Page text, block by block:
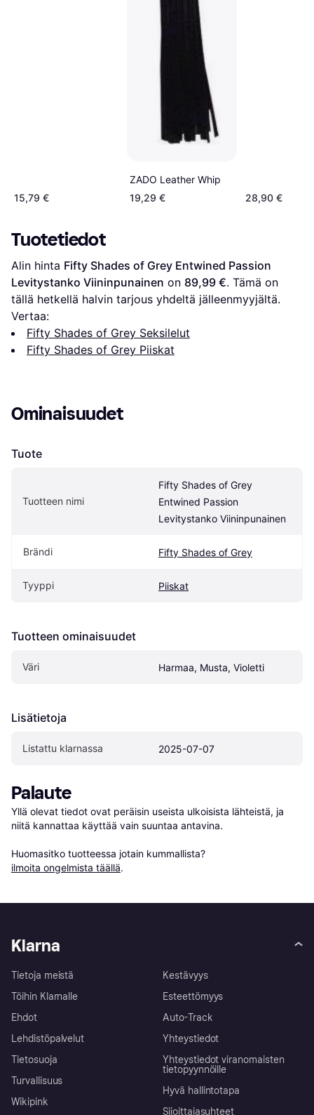
15,79 €
ZADO Leather Whip
19,29 €
28,90 €
Tuotetiedot
Alin hinta Fifty Shades of Grey Entwined Passion
Levitystanko Viininpunainen on 89,99 €. Tämä on
tällä hetkellä halvin tarjous yhdeltä jälleenmyyjältä.
Vertaa:
Fifty Shades of Grey Seksilelut
Fifty Shades of Grey Piiskat
Ominaisuudet
Tuote
Tuotteen nimi
Fifty Shades of Grey
Entwined Passion
Levitystanko Viininpunainen
Brändi Fifty Shades of Grey
Tyyppi Piiskat
Tuotteen ominaisuudet
Väri Harmaa, Musta, Violetti
Lisätietoja
Listattu klarnassa 2025-07-07
Palaute
Yllä olevat tiedot ovat peräisin useista ulkoisista lähteistä, ja
niitä kannattaa käyttää vain suuntaa antavina.
Huomasitko tuotteessa jotain kummallista?
ilmoita ongelmista täällä.
Klarna
Tietoja meistä
Töihin Klarnalle
Ehdot
Lehdistöpalvelut
Tietosuoja
Turvallisuus
Wikipink
Kestävyys
Esteettömyys
Auto-Track
Yhteystiedot
Yhteystiedot viranomaisten
tietopyynnöille
Hyvä hallintotapa
Sijoittajasuhteet